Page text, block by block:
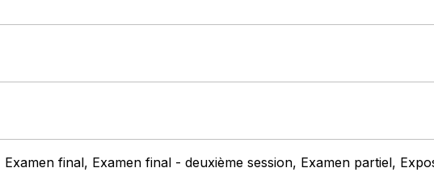
final, Examen final - deuxième session, Examen partiel,